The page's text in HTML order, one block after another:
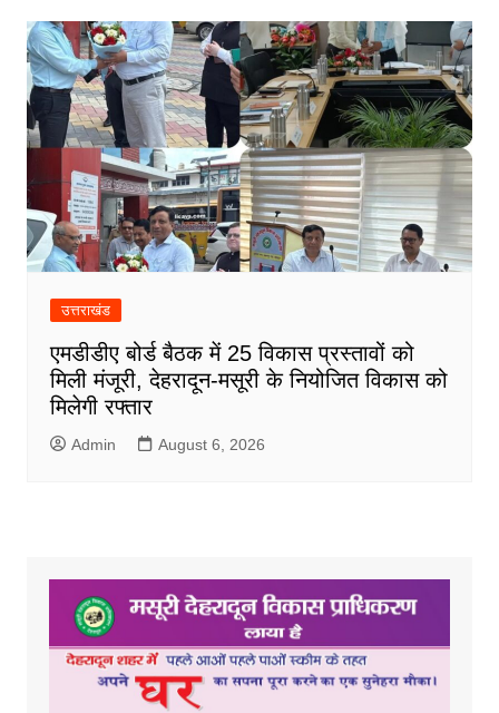
उत्तराखंड
एमडीडीए बोर्ड बैठक में 25 विकास प्रस्तावों को
मिली मंजूरी, देहरादून-मसूरी के नियोजित विकास को
मिलेगी रफ्तार
Admin August 6, 2026